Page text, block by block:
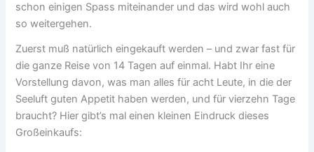
schon einigen Spass miteinander und das wird wohl auch
so weitergehen.
Zuerst muß natürlich eingekauft werden – und zwar fast für
die ganze Reise von 14 Tagen auf einmal. Habt Ihr eine
Vorstellung davon, was man alles für acht Leute, in die der
Seeluft guten Appetit haben werden, und für vierzehn Tage
braucht? Hier gibt’s mal einen kleinen Eindruck dieses
Großeinkaufs: